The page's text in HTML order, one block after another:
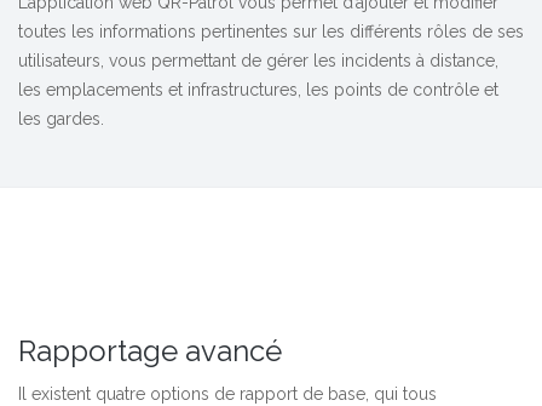
toutes les informations pertinentes sur les différents rôles de ses
utilisateurs, vous permettant de gérer les incidents à distance,
les emplacements et infrastructures, les points de contrôle et
les gardes.
Rapportage avancé
Il existent quatre options de rapport de base, qui tous